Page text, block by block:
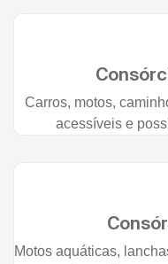
Carros, motos,
acessíveis e
Motos aquáticas,